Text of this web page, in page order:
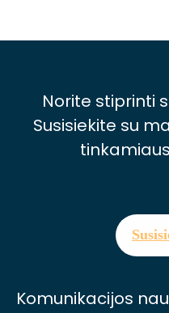
Norite stiprinti
Susisiekite su
Komunikacijos